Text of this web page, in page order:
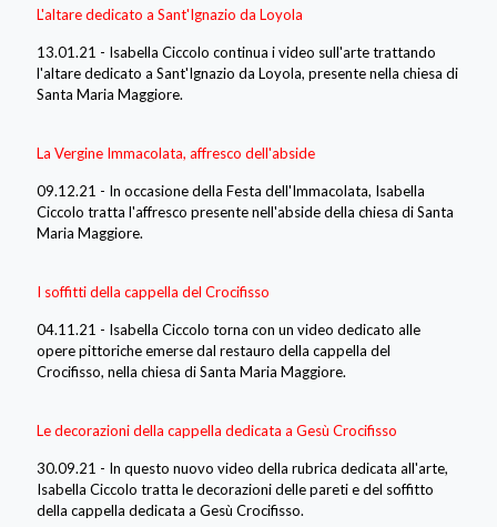
L'altare dedicato a Sant'Ignazio da Loyola
13.01.21 - Isabella Ciccolo continua i video sull'arte trattando
l'altare dedicato a Sant'Ignazio da Loyola, presente nella chiesa di
Santa Maria Maggiore.
La Vergine Immacolata, affresco dell'abside
09.12.21 - In occasione della Festa dell'Immacolata, Isabella
Ciccolo tratta l'affresco presente nell'abside della chiesa di Santa
Maria Maggiore.
I soffitti della cappella del Crocifisso
04.11.21 - Isabella Ciccolo torna con un video dedicato alle
opere pittoriche emerse dal restauro della cappella del
Crocifisso, nella chiesa di Santa Maria Maggiore.
Le decorazioni della cappella dedicata a Gesù Crocifisso
30.09.21 - In questo nuovo video della rubrica dedicata all'arte,
Isabella Ciccolo tratta le decorazioni delle pareti e del soffitto
della cappella dedicata a Gesù Crocifisso.